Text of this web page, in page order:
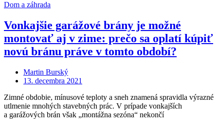
Dom a záhrada
Vonkajšie garážové brány je možné
montovať aj v zime: prečo sa oplatí kúpiť
novú bránu práve v tomto období?
Martin Burský
Posted
13. decembra 2021
Zimné obdobie, mínusové teploty a sneh znamená spravidla výrazné
utlmenie mnohých stavebných prác. V prípade vonkajších
a garážových brán však „montážna sezóna“ nekončí